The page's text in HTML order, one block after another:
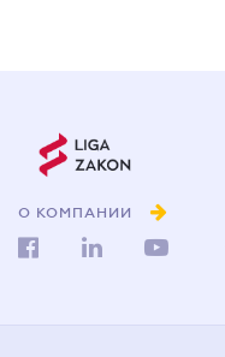
О КОМПАНИИ